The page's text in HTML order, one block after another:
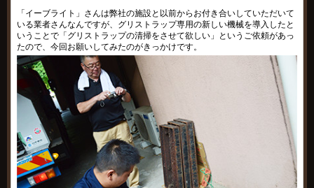
「イーブライト」さんは弊社の施設と以前からお付き合いしていただいて
いる業者さんなんですが、グリストラップ専用の新しい機械を導入したと
いうことで「グリストラップの清掃をさせて欲しい」というご依頼があっ
たので、今回お願いしてみたのがきっかけです。